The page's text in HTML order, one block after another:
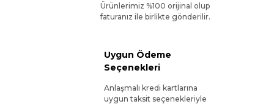
Ürünlerimiz %100 orijinal olup
faturanız ile birlikte gönderilir.
Uygun Ödeme
Seçenekleri
Anlaşmalı kredi kartlarına
uygun taksit seçenekleriyle